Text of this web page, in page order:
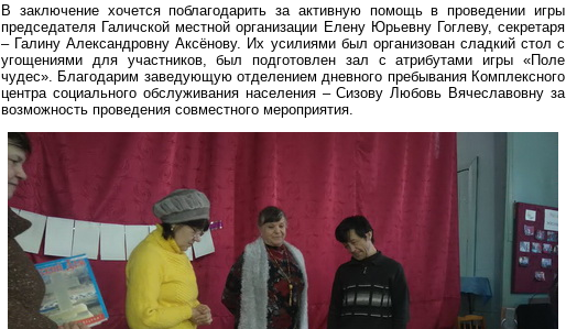
В заключение хочется поблагодарить за активную помощь в проведении игры
председателя Галичской местной организации Елену Юрьевну Гоглеву, секретаря
– Галину Александровну Аксёнову. Их усилиями был организован сладкий стол с
угощениями для участников, был подготовлен зал с атрибутами игры «Поле
чудес». Благодарим заведующую отделением дневного пребывания Комплексного
центра социального обслуживания населения – Сизову Любовь Вячеславовну за
возможность проведения совместного мероприятия.